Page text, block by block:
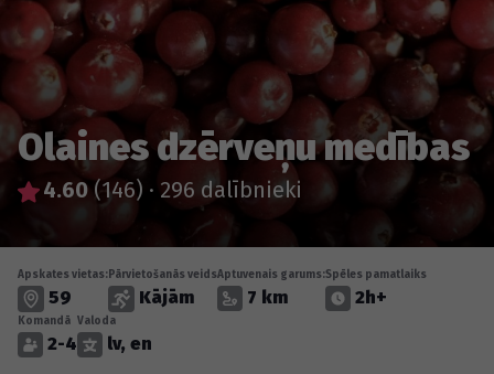
Olaines dzērveņu medības
4.60(146) · 296 dalībnieki
Apskates vietas:
59
Pārvietošanās veids
Kājām
Aptuvenais garums:
7 km
Spēles pamatlaiks
2h+
Komandā
2-4
Valoda
lv, en